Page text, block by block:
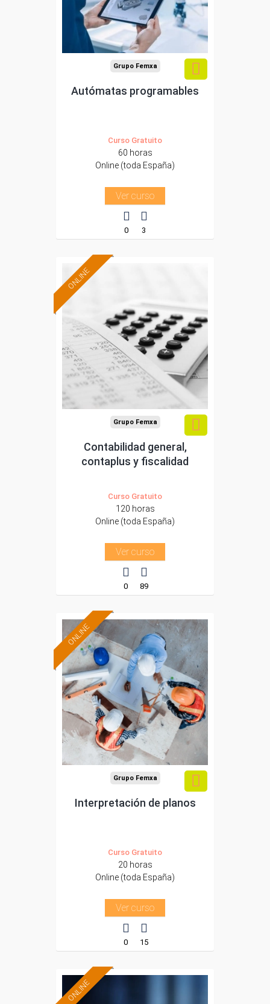
Sector
-Metal.
Grupo Femxa
Autómatas programables
Curso Gratuito
60 horas
Online (toda España)
Ver curso
0 3
ONLINE
subvencionada.
Para desempleados,
trabajadores y
autónomos.
Sector
-Administración.
Grupo Femxa
Contabilidad general,
contaplus y fiscalidad
Curso Gratuito
120 horas
Online (toda España)
Ver curso
0 89
ONLINE
Formación 100%
subvencionada.
Para desempleados,
trabajadores y
autónomos.
Sector
-Construcción e industrias
Extractivas.
Grupo Femxa
Interpretación de planos
Curso Gratuito
20 horas
Online (toda España)
Ver curso
0 15
ONLINE